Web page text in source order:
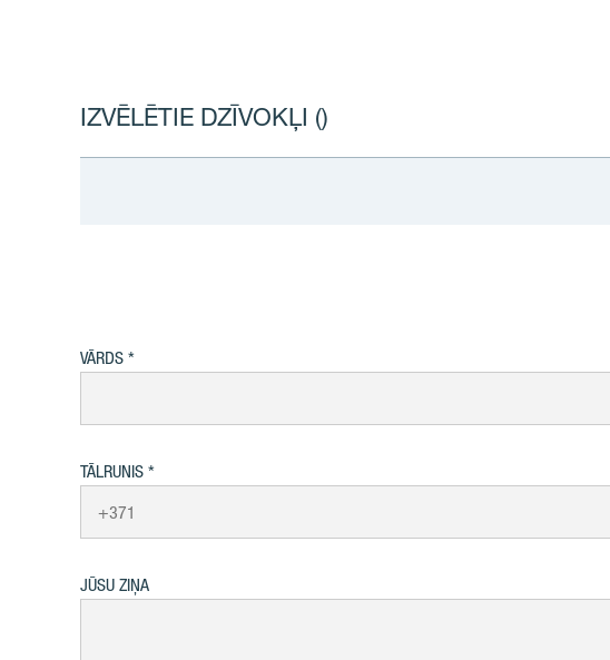
IZVĒLĒTIE DZĪVOKĻI ()
VĀRDS
TĀLRUNIS
JŪSU ZIŅA